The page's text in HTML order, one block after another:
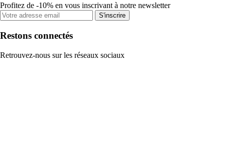
Profitez de -10% en vous inscrivant à notre newsletter
S'inscrire
Restons connectés
Retrouvez-nous sur les réseaux sociaux